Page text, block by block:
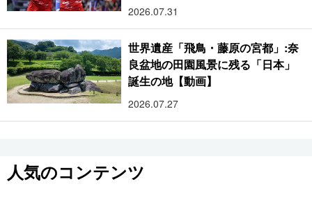
2026.07.31
世界遺産「飛鳥・藤原の宮都」:奈
良盆地の田園風景に残る「日本」
誕生の地【動画】
2026.07.27
人気のコンテンツ